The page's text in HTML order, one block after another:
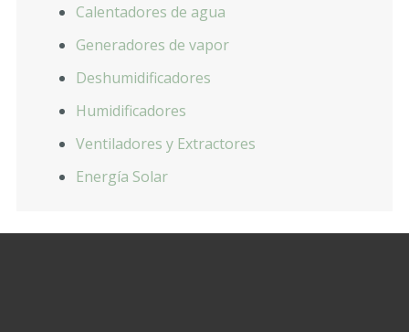
Calentadores de agua
Generadores de vapor
Deshumidificadores
Humidificadores
Ventiladores y Extractores
Energía Solar